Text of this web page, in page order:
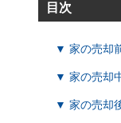
目次
▼ 家の売却
▼ 家の売却
▼ 家の売却